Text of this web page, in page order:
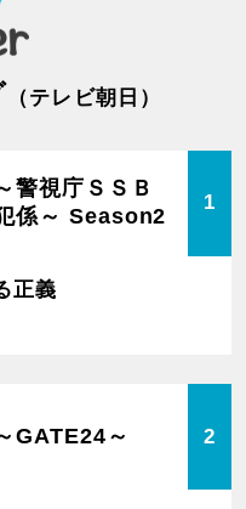
（テレビ朝日）
警視庁ＳＳＢ
係～ Season2
1
正義
GATE24～ 2